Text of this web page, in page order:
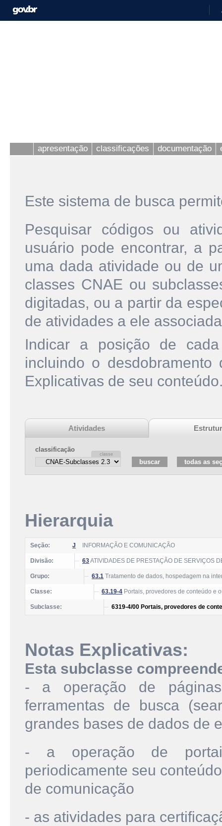
apresentação classificações documentação
Este sistema de busca
Pesquisar códigos ou
usuário pode encontrar, a
uma dada atividade ou de
classes CNAE ou
digitadas, ou a partir da
de atividades a ele
Indicar a posição de
incluindo o
Explicativas de seu
Atividades
classificação
Hierarquia
Seção: J INFORMAÇÃO E COMUNICAÇÃO
Divisão: 63ATIVIDADES DE PRESTAÇÃO DE SERVIÇOS
Grupo: 63.1 Tratamento de dados, hospedagem na
Classe: 63.19-4 Portais, provedores de conteúdo e
Subclasse: 6319-4/00 Portais, provedores de
Notas Explicativas:
Esta subclasse
- a operação de
ferramentas de busca
grandes bases de dados de
- a operação de
periodicamente seu
de comunicação
- as atividades para